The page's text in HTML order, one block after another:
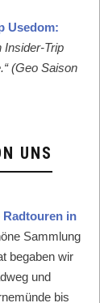
Use­dom:
Insid­er-Trip
(Geo Sai­son
UNS
Rad­touren in
Samm­lung
begaben wir
und
bis